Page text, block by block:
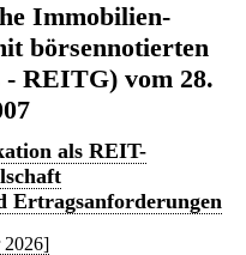
Immobilien-
börsennotierten
REITG) vom 28.
als REIT-
Ertragsanforderungen
2026]